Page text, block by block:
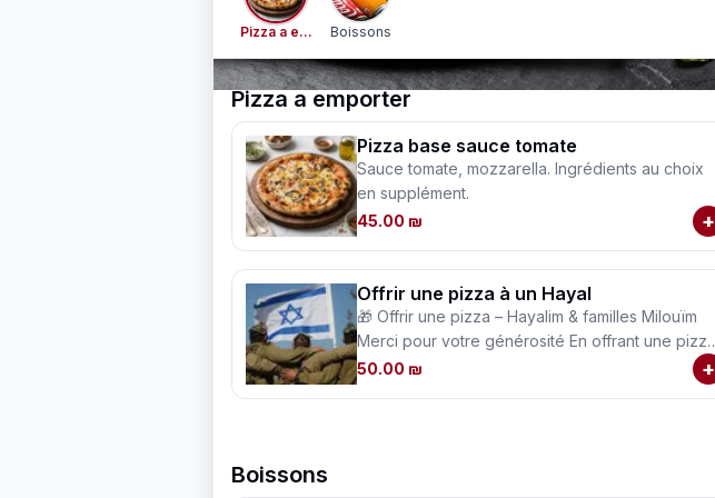
Pizza a emporterBoissons
Pizza a emporter
Pizza base sauce tomate
Sauce tomate, mozzarella. Ingrédients au choix
en supplément.
45.00 ₪
+
Offrir une pizza à un Hayal
🎁 Offrir une pizza – Hayalim & familles Milouïm
Merci pour votre générosité En offrant une pizza
à un soldat ou à une famille dont le papa est en
50.00 ₪ +
Boissons